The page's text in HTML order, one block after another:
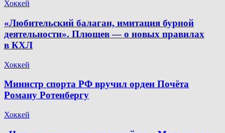
Хоккей
«Любительский балаган, имитация бурной
деятельности». Плющев — о новых правилах
в КХЛ
Хоккей
Министр спорта РФ вручил орден Почёта
Роману Ротенбергу
Хоккей